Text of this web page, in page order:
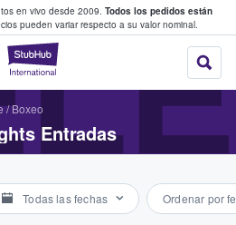
en vivo desde 2009. Todos los pedidos están
pueden variar respecto a su valor nominal.
StubHub:
entre fans
/Boxeo
Entradas
Todas las fechas Ordenar por